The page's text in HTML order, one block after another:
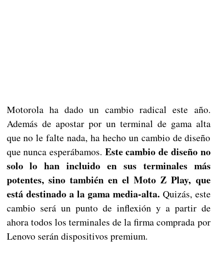
Motorola ha dado un cambio radical este año.
Además de apostar por un terminal de gama alta
que no le falte nada, ha hecho un cambio de diseño
que nunca esperábamos. Este cambio de diseño no
solo lo han incluido en sus terminales más
potentes, sino también en el Moto Z Play, que
está destinado a la gama media-alta. Quizás, este
cambio será un punto de inflexión y a partir de
ahora todos los terminales de la firma comprada por
Lenovo serán dispositivos premium.